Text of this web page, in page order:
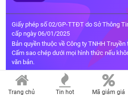
Giấy phép số 02/GP-TTĐT do Sở Thông
cấp ngày 06/01/2025
Bản quyền thuộc về Công ty TNHH
Cấm sao chép dưới mọi hình thức nếu
văn bản.
Trang chủ Tin hot Mã giảm giá